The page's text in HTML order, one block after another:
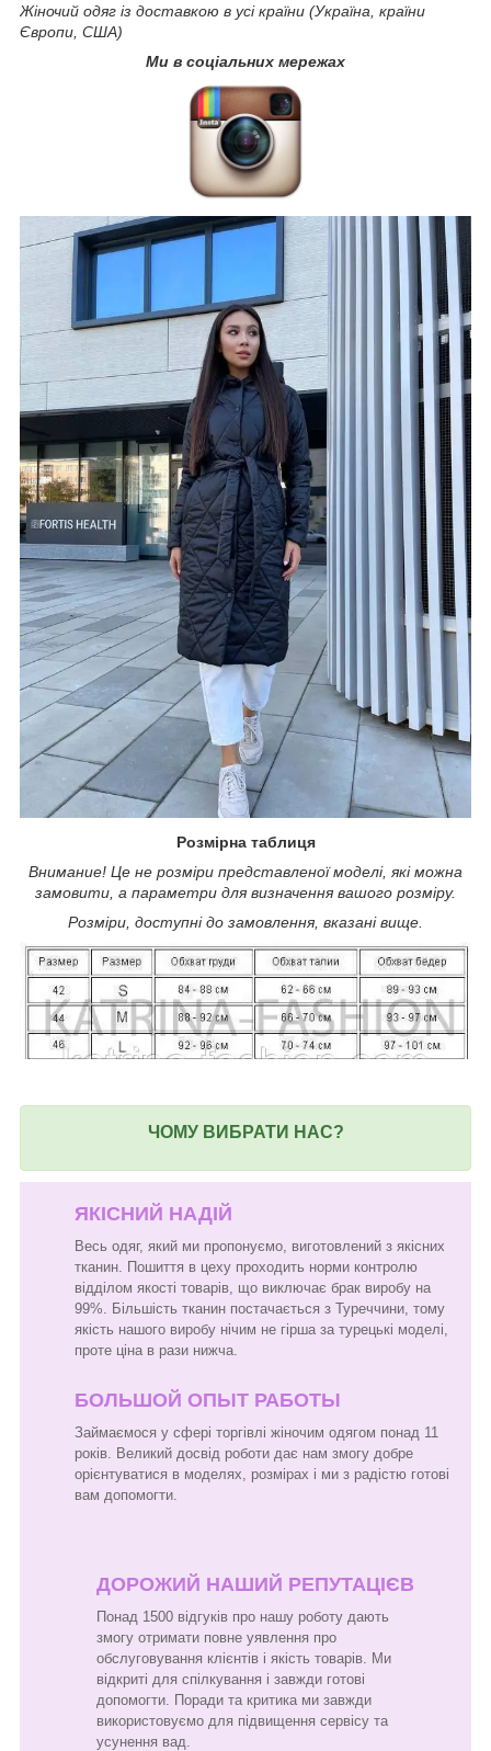
Жіночий одяг із доставкою в усі країни (Україна, країни
Європи, США)
Ми в соціальних мережах
Розмірна таблиця
Внимание! Це не розміри представленої моделі, які можна
замовити, а параметри для визначення вашого розміру.
Розміри, доступні до замовлення, вказані вище.
ЧОМУ ВИБРАТИ НАС?
ЯКІСНИЙ НАДІЙ
Весь одяг, який ми пропонуємо, виготовлений з якісних
тканин. Пошиття в цеху проходить норми контролю
відділом якості товарів, що виключає брак виробу на
99%. Більшість тканин постачається з Туреччини, тому
якість нашого виробу нічим не гірша за турецькі моделі,
проте ціна в рази нижча.
БОЛЬШОЙ ОПЫТ РАБОТЫ
Займаємося у сфері торгівлі жіночим одягом понад 11
років. Великий досвід роботи дає нам змогу добре
орієнтуватися в моделях, розмірах і ми з радістю готові
вам допомогти.
ДОРОЖИЙ НАШИЙ РЕПУТАЦІЄВ
Понад 1500 відгуків про нашу роботу дають
змогу отримати повне уявлення про
обслуговування клієнтів і якість товарів. Ми
відкриті для спілкування і завжди готові
допомогти. Поради та критика ми завжди
використовуємо для підвищення сервісу та
усунення вад.